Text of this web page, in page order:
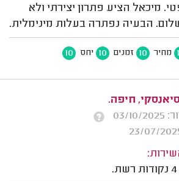
מיכאל הציע פתרון יצירתי ולא
הבעיה נפתרה בעלות מינימלית.
מחיר 10 זמנים 10 יחס 10
חיפה.
2025